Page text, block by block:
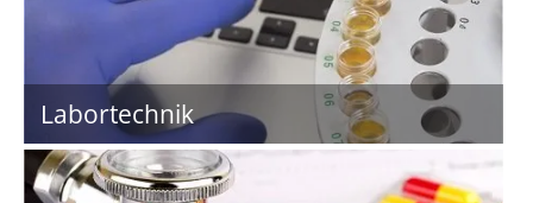
Labortechnik